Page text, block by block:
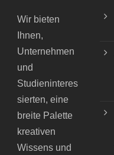
Wir bieten
Ihnen,
Unternehmen
und
Studieninteres
sierten, eine
breite Palette
kreativen
Wissens und